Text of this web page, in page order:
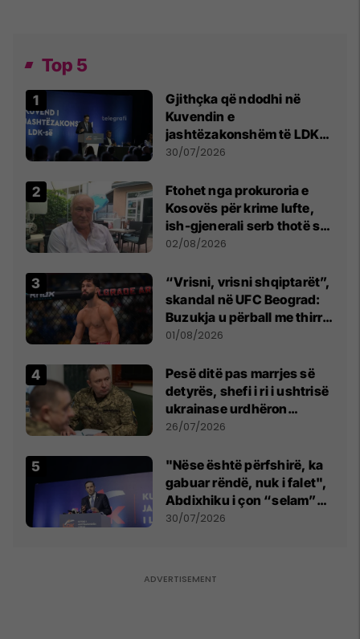
Top 5
Gjithçka që ndodhi në
Kuvendin e
jashtëzakonshëm të LDK-
së
30/07/2026
Ftohet nga prokuroria e
Kosovës për krime lufte,
ish-gjenerali serb thotë se
dikush e tradhtoi në
02/08/2026
“Vrisni, vrisni shqiptarët”,
skandal në UFC Beograd:
Buzukja u përball me thirrje
anti-shqiptare nga
01/08/2026
Pesë ditë pas marrjes së
detyrës, shefi i ri i ushtrisë
ukrainase urdhëron
kontroll të madh
26/07/2026
"Nëse është përfshirë, ka
gabuar rëndë, nuk i falet",
Abdixhiku i çon “selam”
Përparim Ramës
30/07/2026